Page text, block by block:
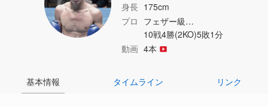
身長 175cm
プロ フェザー級…
10戦4勝(2KO)5敗1分
動画 4本
基本情報 タイムライン リンク